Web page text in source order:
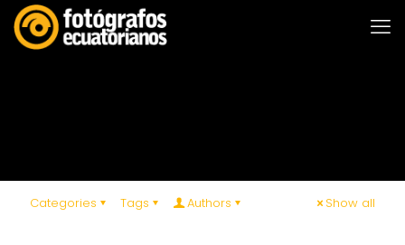
Categories Tags Authors Show all